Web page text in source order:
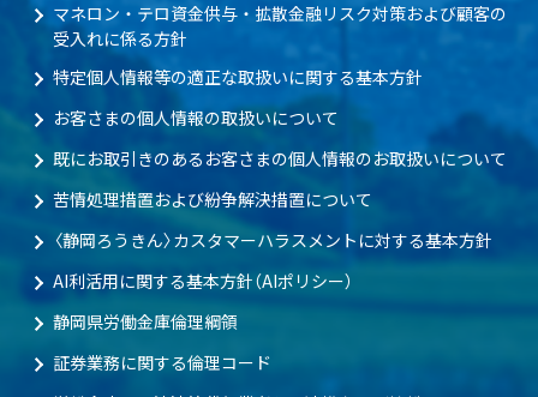
マネロン・テロ資金供与・拡散金融リスク対策および顧客の
受入れに係る方針
特定個人情報等の適正な取扱いに関する基本方針
お客さまの個人情報の取扱いについて
既にお取引きのあるお客さまの個人情報のお取扱いについて
苦情処理措置および紛争解決措置について
〈静岡ろうきん〉カスタマーハラスメントに対する基本方針
AI利活用に関する基本方針（AIポリシー）
静岡県労働金庫倫理綱領
証券業務に関する倫理コード